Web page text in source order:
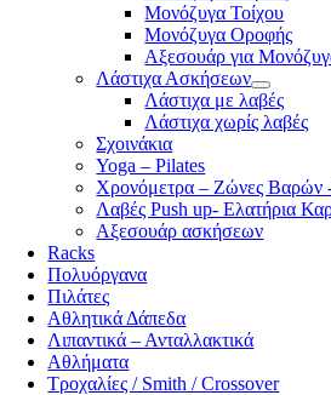
Μονόζυγα Τοίχου
Μονόζυγα Οροφής
Αξεσουάρ για
Λάστιχα Ασκήσεων
Λάστιχα με λαβές
Λάστιχα χωρίς λαβές
Σχοινάκια
Yoga – Pilates
Χρονόμετρα – Ζώνες Βαρών
Λαβές Push up- Ελατήρια
Αξεσουάρ ασκήσεων
Racks
Πολυόργανα
Πιλάτες
Αθλητικά Δάπεδα
Λιπαντικά – Ανταλλακτικά
Αθλήματα
Τροχαλίες / Smith / Crossover